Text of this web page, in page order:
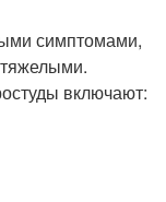
симптомами,
тяжелыми.
включают: